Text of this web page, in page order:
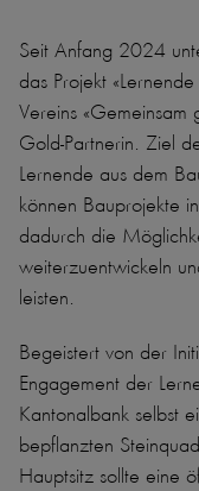
Seit Anfang 2024
das Projekt
Vereins «Gemeinsam
Gold-Partnerin. Ziel
Lernende aus dem
können Bauprojekte
dadurch die
weiterzuentwickeln
leisten.
Begeistert von der
Engagement der
Kantonalbank selbst
bepflanzten
Hauptsitz sollte eine